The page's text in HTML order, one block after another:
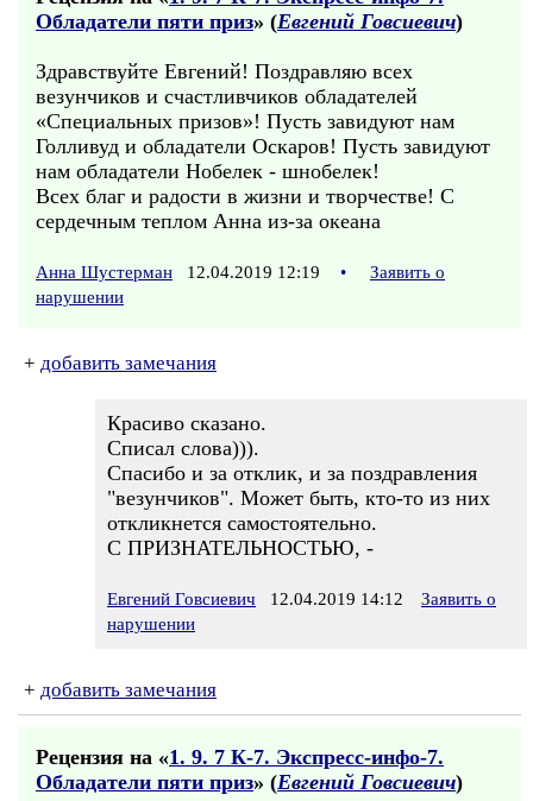
Обладатели пяти приз» (Евгений Говсиевич)
Здравствуйте Евгений! Поздравляю всех
везунчиков и счастливчиков обладателeй
«Специальных призов»! Пусть завидуют нам
Голливуд и обладатели Оскаров! Пусть завидуют
нам обладатели Нобелек - шнобелeк!
Всех благ и радости в жизни и творчестве! С
cердечным теплом Анна из-за океана
Анна Шустерман 12.04.2019 12:19 •
Заявить о
нарушении
+ добавить замечания
Красиво сказано.
Списал слова))).
Спасибо и за отклик, и за поздравления
"везунчиков". Может быть, кто-то из них
откликнется самостоятельно.
С ПРИЗНАТЕЛЬНОСТЬЮ, -
Евгений Говсиевич 12.04.2019 14:12
Заявить о
нарушении
+ добавить замечания
Рецензия на «1. 9. 7 К-7. Экспресс-инфо-7.
Обладатели пяти приз» (Евгений Говсиевич)